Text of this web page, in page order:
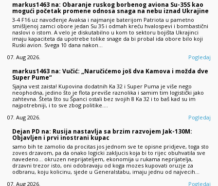
markus1463 na: Obaranje ruskog borbenog aviona Su-35S kao
mogući početak promene odnosa snaga na nebu iznad Ukrajine
3-4 F16 uz navođenje Avaksa i najmanje baterijom Patriota u pametno
smišljenoj zamci obore jedan Su 35 i odmah kreću hvalospevi i bombastični
naslovi o istom. A velo je diskutabilno u kom to sektoru bojišta Ukrajinci
imaju kapaciteta da upotrebe tolike snage da bi probal ida obore bilo koji
Ruski avion. Svega 10 dana nakon…
07. Aug 2026.
Pogledaj
markus1463 na: Vučić: „Naručićemo još dva Kamova i možda dve
Super Pume“
Sjajna vest zaista! Kupovina dodatnih Ka 32 i Super Puma je više nego
neophodna, jedino što je flota previše raznolika i samim tim logistički jako
zahtevna. Šteta što su Španci ostali bez svojih 8 Ka 32 i to baš kad su im
najpotrebniji, i to sve zbog politike....
07. Aug 2026.
Pogledaj
Dejan PD na: Rusija nastavlja sa brzim razvojem Jak-130M:
Objavljen i prvi inostrani kupac
samo bih te zamolio da procitas jos jednom sve te opisne pridjeve, toga sto
zoves drzavom, pa da onako logicki zakljucis koja bi to rijec obuhvatila sve
navedeno... okruzen neprijateljem, ekonomija u rukama neprijatelja,
drzavni trezor isto, oni odobravaju od koga mozes kupovati oruzje za
odbranu, koju kolicinu, sjede u Generalstabu, imaju jednu od najvecih…
07. Aug 2026.
Pogledaj